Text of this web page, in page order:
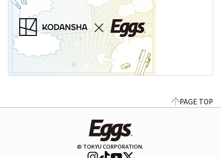
PAGE TOP
© TOKYU CORPORATION.